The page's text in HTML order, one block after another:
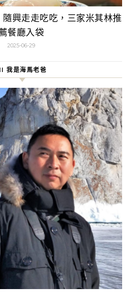
興走走吃吃，三家米其林推
餐廳入袋
2025-06-29
我是海馬老爸